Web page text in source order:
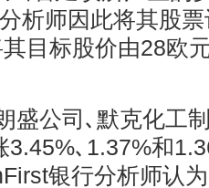
析师因此将其股
目标股价由28欧
盛公司､默克化工
3.45%､1.37%和
银行分析师认